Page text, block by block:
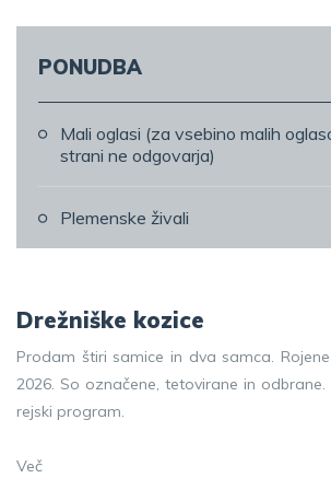
PONUDBA
Mali oglasi (za vsebino malih
strani ne odgovarja)
Plemenske živali
Drežniške kozice
Prodam štiri samice in dva samca.
2026. So označene, tetovirane in odbrane.
rejski program.
Več